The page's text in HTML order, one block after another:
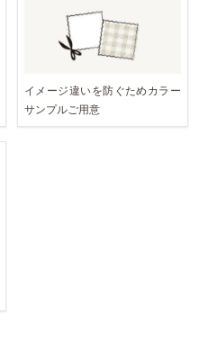
イメージ違いを防ぐためカラー
サンプルご用意